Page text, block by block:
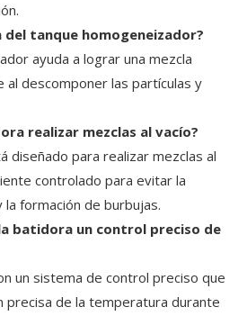
del tanque homogeneizador?
ayuda a lograr una mezcla
al descomponer las partículas y
realizar mezclas al vacío?
diseñado para realizar mezclas al
controlado para evitar la
formación de burbujas.
batidora un control preciso de
un sistema de control preciso que
precisa de la temperatura durante